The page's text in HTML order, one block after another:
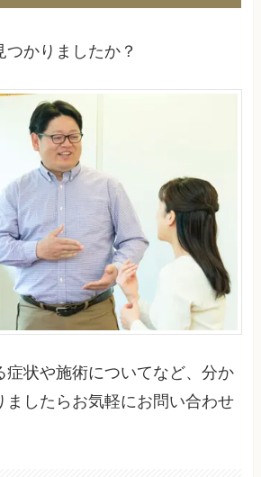
かりましたか？
症状や施術についてなど、分か
ましたらお気軽にお問い合わせ